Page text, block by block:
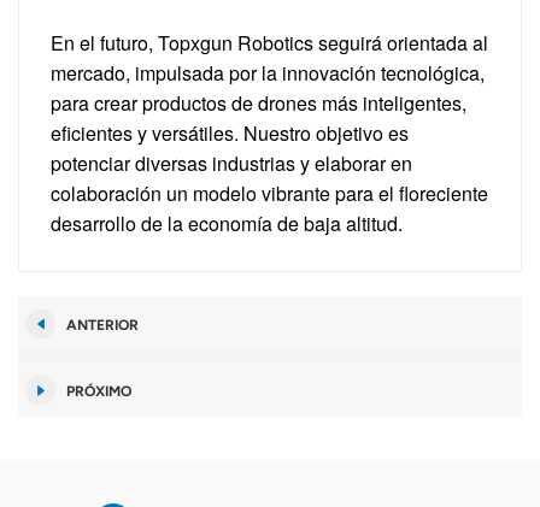
En el futuro, Topxgun Robotics seguirá orientada al
mercado, impulsada por la innovación tecnológica,
para crear productos de drones más inteligentes,
eficientes y versátiles. Nuestro objetivo es
potenciar diversas industrias y elaborar en
colaboración un modelo vibrante para el floreciente
desarrollo de la economía de baja altitud.
ANTERIOR
PRÓXIMO